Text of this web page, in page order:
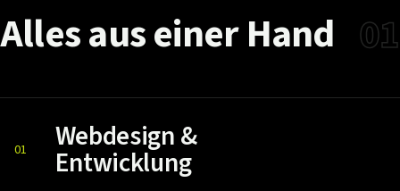
AllesauseinerHand 01
01 Webdesign &
Entwicklung